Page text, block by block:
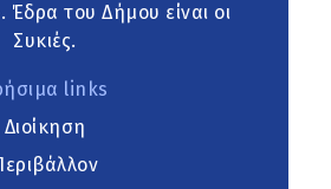
Έδρα του Δήμου είναι οι
Συκιές.
links
Διοίκηση